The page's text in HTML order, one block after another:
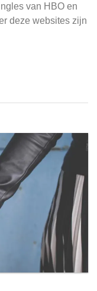
van HBO en
deze websites zijn